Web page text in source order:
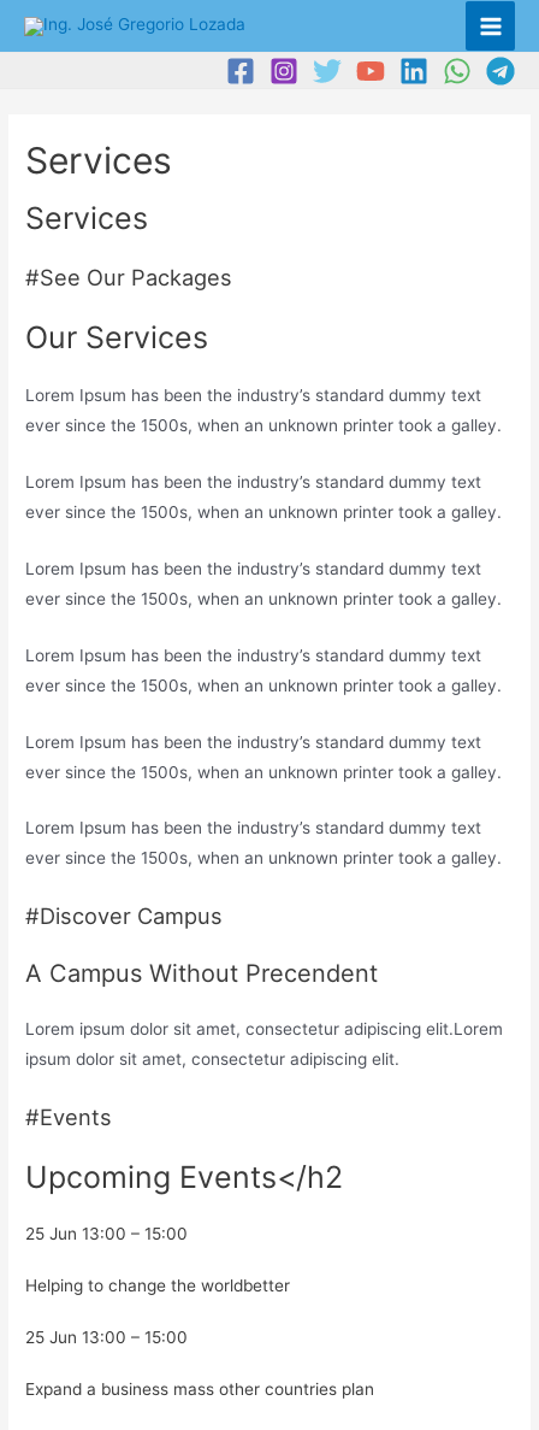
Services
Services
#See Our Packages
Our Services
Lorem Ipsum has been the industry’s standard dummy text
ever since the 1500s, when an unknown printer took a galley.
Lorem Ipsum has been the industry’s standard dummy text
ever since the 1500s, when an unknown printer took a galley.
Lorem Ipsum has been the industry’s standard dummy text
ever since the 1500s, when an unknown printer took a galley.
Lorem Ipsum has been the industry’s standard dummy text
ever since the 1500s, when an unknown printer took a galley.
Lorem Ipsum has been the industry’s standard dummy text
ever since the 1500s, when an unknown printer took a galley.
Lorem Ipsum has been the industry’s standard dummy text
ever since the 1500s, when an unknown printer took a galley.
#Discover Campus
A Campus Without Precendent
Lorem ipsum dolor sit amet, consectetur adipiscing elit.Lorem
ipsum dolor sit amet, consectetur adipiscing elit.
#Events
Upcoming Events</h2
25 Jun 13:00 – 15:00
Helping to change the worldbetter
25 Jun 13:00 – 15:00
Expand a business mass other countries plan